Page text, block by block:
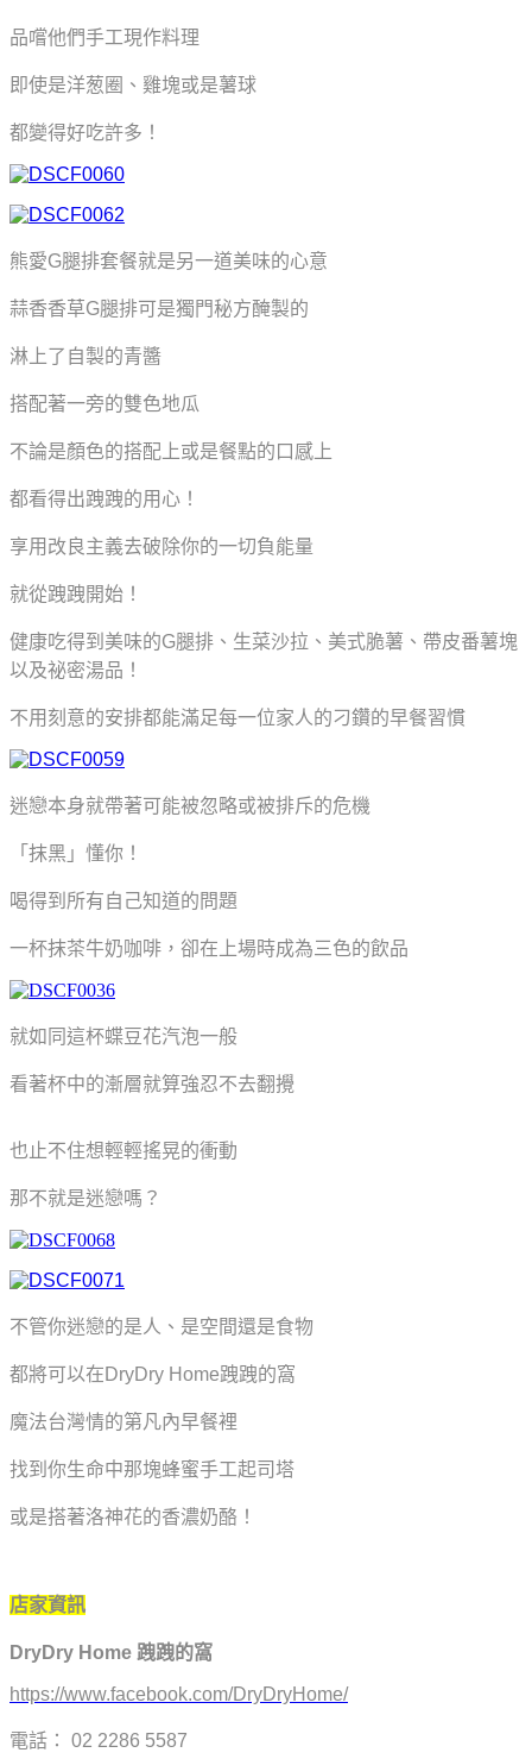
品嚐他們手工現作料理
即使是洋葱圈、雞塊或是薯球
都變得好吃許多！
熊愛G腿排套餐就是另一道美味的心意
蒜香香草G腿排可是獨門秘方醃製的
淋上了自製的青醬
搭配著一旁的雙色地瓜
不論是顏色的搭配上或是餐點的口感上
都看得出跩跩的用心！
享用改良主義去破除你的一切負能量
就從跩跩開始！
健康吃得到美味的G腿排、生菜沙拉、美式脆薯、帶皮番薯塊
以及祕密湯品！
不用刻意的安排都能滿足每一位家人的刁鑽的早餐習慣
迷戀本身就帶著可能被忽略或被排斥的危機
「抹黑」懂你！
喝得到所有自己知道的問題
一杯抹茶牛奶咖啡，卻在上場時成為三色的飲品
就如同這杯蝶豆花汽泡一般
看著杯中的漸層就算強忍不去翻攪
也止不住想輕輕搖晃的衝動
那不就是迷戀嗎？
不管你迷戀的是人、是空間還是食物
都將可以在DryDry Home跩跩的窩
魔法台灣情的第凡內早餐裡
找到你生命中那塊蜂蜜手工起司塔
或是搭著洛神花的香濃奶酪！
店家資訊
DryDry Home 跩跩的窩
https://www.facebook.com/DryDryHome/
電話： 02 2286 5587